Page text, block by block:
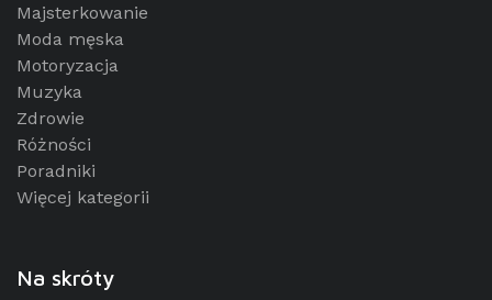
Majsterkowanie
Moda męska
Motoryzacja
Muzyka
Zdrowie
Różności
Poradniki
Więcej kategorii
Na skróty